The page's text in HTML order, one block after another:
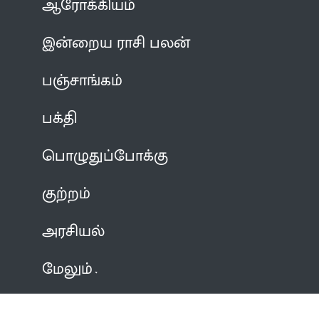
இன்றைய ராசி பலன்
பஞ்சாங்கம்
பக்தி
பொழுதுப்போக்கு
குற்றம்
அரசியல்
மேலும்